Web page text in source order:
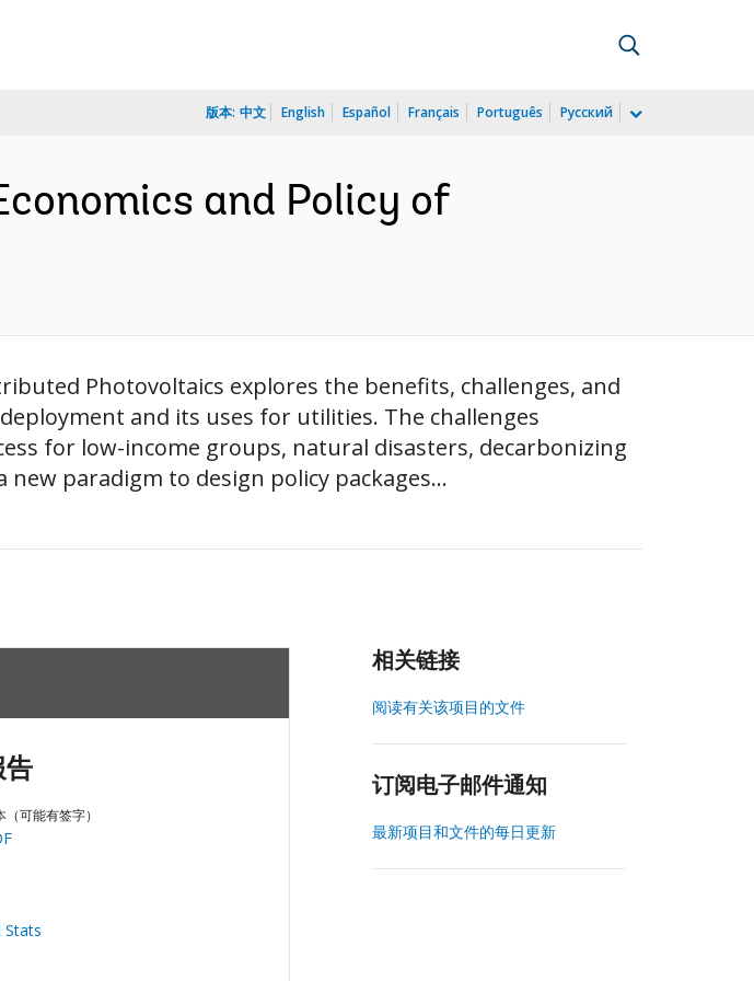
版本: 中文 English Español Français Português Русский
and Policy of
Photovoltaics explores the benefits, challenges, and
and its uses for utilities. The challenges
for low-income groups, natural disasters, decarbonizing
paradigm to design policy packages...
告
可能有签字）
Stats
相关链接
阅读有关该项目的文件
订阅电子邮件通知
最新项目和文件的每日更新